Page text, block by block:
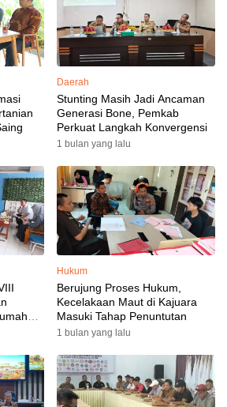
Daerah
Stunting Masih Jadi Ancaman
Generasi Bone, Pemkab
Perkuat Langkah Konvergensi
1 bulan yang lalu
Hukum
Berujung Proses Hukum,
Kecelakaan Maut di Kajuara
Masuki Tahap Penuntutan
1 bulan yang lalu